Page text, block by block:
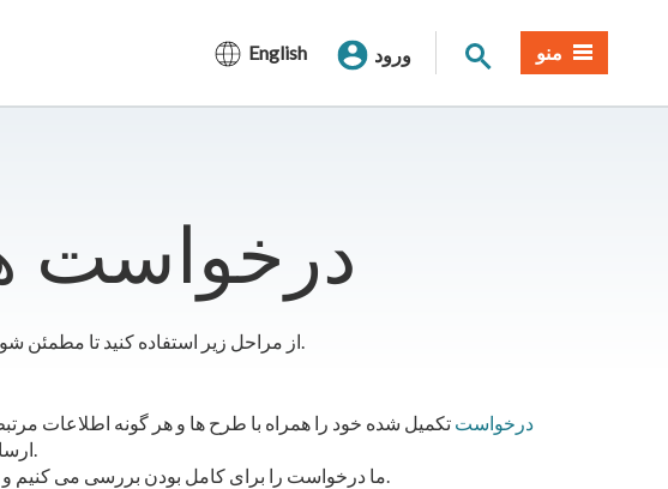
English ورود جستجوی سایت
منو
​​درخواست
از مراحل زیر استفاده کنید تا مطمئن شوید درخواست برنامه شما به آرامی پیش می رود.
درخواست تکمیل شده خود را همراه با طرح ها و هر گونه اطلاعات
ارسال کنید.
ما درخواست را برای کامل بودن بررسی می کنیم و تعیین می کنیم که آیا می توان رضایت داد.